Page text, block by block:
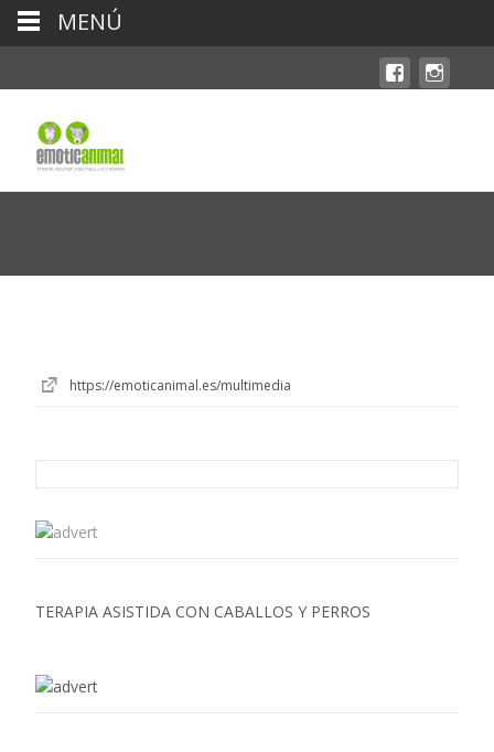
https://emoticanimal.es/multimedia
TERAPIA ASISTIDA CON CABALLOS Y PERROS
MENÚ